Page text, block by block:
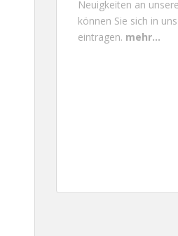
Neuigkeiten an
können Sie sich in
eintragen. mehr...